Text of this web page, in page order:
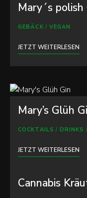
Mary´s polish
GEBÄCK / VEGAN
JETZT WEITERLESEN
Mary’s Glüh
COCKTAILS / DRINKS
JETZT WEITERLESEN
Cannabis